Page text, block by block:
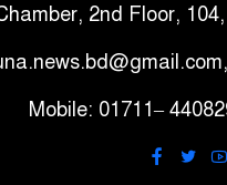
2nd Floor,
Mobile: 01711–